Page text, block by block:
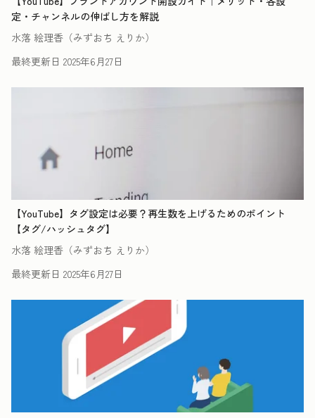
定・チャンネルの伸ばし方を解説
水落 絵理香（みずおち えりか）
最終更新日 2025年6月27日
【YouTube】タグ設定は必要？再生数を上げるためのポイント
【タグ/ハッシュタグ】
水落 絵理香（みずおち えりか）
最終更新日 2025年6月27日